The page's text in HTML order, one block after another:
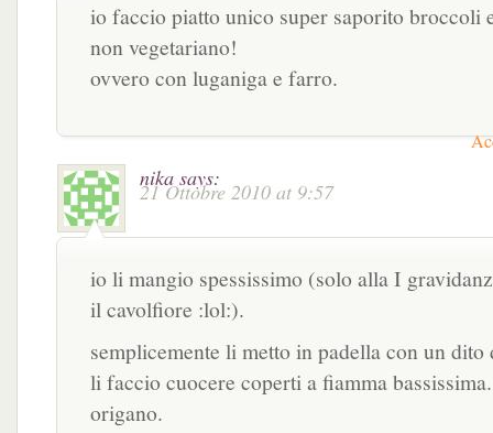
io faccio piatto unico super saporito broccoli
non vegetariano!
ovvero con luganiga e farro.
nika says:
21 Ottobre 2010 at 9:57
io li mangio spessissimo (solo alla I
il cavolfiore :lol:).
semplicemente li metto in padella con un dito
li faccio cuocere coperti a fiamma
origano.